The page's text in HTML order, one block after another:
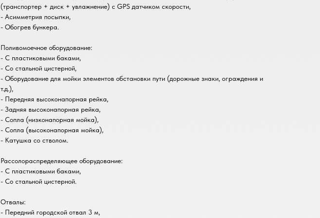
(транспортер + диск + увлажнение) с GPS датчиком скорости,
- Асимметрия посыпки,
- Обогрев бункера.
Поливомоечное оборудование:
- С пластиковыми баками,
- Со стальной цистерной,
- Оборудование для мойки элементов обстановки пути (дорожные знаки, ограждения и
т.д.),
- Передняя высоконапорная рейка,
- Задняя высоконапорная рейка,
- Сопла (низконапорная мойка),
- Сопла (высоконапорная мойка),
- Катушка со стволом.
Рассолораспределяющее оборудование:
- С пластиковыми баками,
- Со стальной цистерной.
Отвалы:
- Передний городской отвал 3 м,